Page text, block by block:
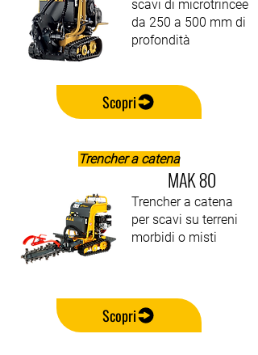
scavi di microtrincee
da 250 a 500 mm di
profondità
Scopri
Trencher a catena
MAK 80
Trencher a catena
per scavi su terreni
morbidi o misti
Scopri